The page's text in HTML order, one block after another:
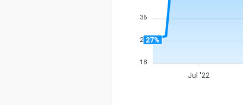
36
27
18
27%
Jul '22